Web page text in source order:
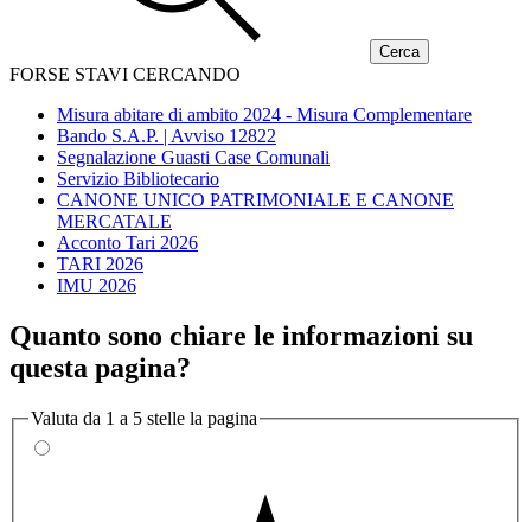
FORSE STAVI CERCANDO
Misura abitare di ambito 2024 - Misura Complementare
Bando S.A.P. | Avviso 12822
Segnalazione Guasti Case Comunali
Servizio Bibliotecario
CANONE UNICO PATRIMONIALE E CANONE
MERCATALE
Acconto Tari 2026
TARI 2026
IMU 2026
Quanto sono chiare le informazioni su
questa pagina?
Valuta da 1 a 5 stelle la pagina